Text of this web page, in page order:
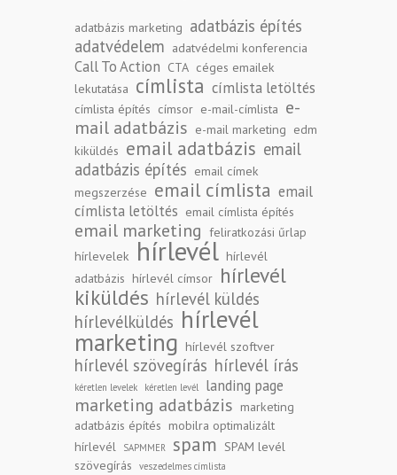
adatbázis marketing adatbázis építés
adatvédelem adatvédelmi konferencia
Call To Action CTA céges emailek
lekutatása címlista címlista letöltés
címlista építés címsor e-mail-címlista e-
mail adatbázis e-mail marketing edm
kiküldés email adatbázis email
adatbázis építés email címek
megszerzése email címlista email
címlista letöltés email címlista építés
email marketing feliratkozási űrlap
hírlevelek
hírlevél hírlevél
adatbázis hírlevél címsor hírlevél
kiküldés hírlevél küldés
hírlevélküldés hírlevél
marketing hírlevél szoftver
hírlevél szövegírás hírlevél írás
kéretlen levelek kéretlen levél landing page
marketing adatbázis marketing
adatbázis építés mobilra optimalizált
hírlevél
SAPMMER spam SPAM levél
szövegírás
veszedelmes címlista